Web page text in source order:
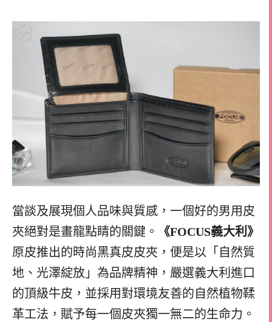
當談及展現個人品味與質感，一個好的男用皮
夾絕對是畫龍點睛的關鍵。
《FOCUS義大利》
原皮推出的時尚黑真皮皮夾，便是以「自然質
地、光澤綻放」為品牌精神，嚴選義大利進口
的頂級牛皮，並採用對環境友善的自然植物鞣
革工法，賦予每一個皮夾獨一無二的生命力。